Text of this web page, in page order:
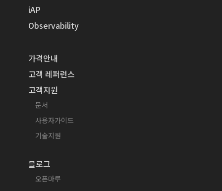
iAP
Observability
가격안내
고객 레퍼런스
고객지원
문서
사용자가이드
기술지원
블로그
오픈마루